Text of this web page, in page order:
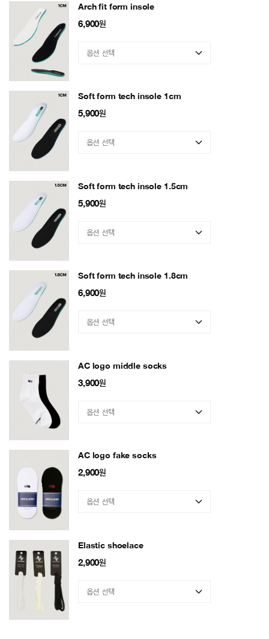
Arch fit form insole
6,900원
Soft form tech insole 1cm
5,900원
Soft form tech insole 1.5cm
5,900원
Soft form tech insole 1.8cm
6,900원
AC logo middle socks
3,900원
AC logo fake socks
2,900원
Elastic shoelace
2,900원